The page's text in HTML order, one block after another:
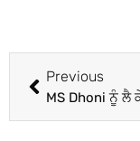
Previous